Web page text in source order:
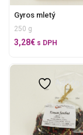
Gyros mletý
250 g
3,28€ s DPH
Add to